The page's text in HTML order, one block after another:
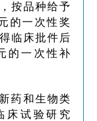
按品种给予
的一次性奖
临床批件后
的一次性补
药和生物类
床试验研究